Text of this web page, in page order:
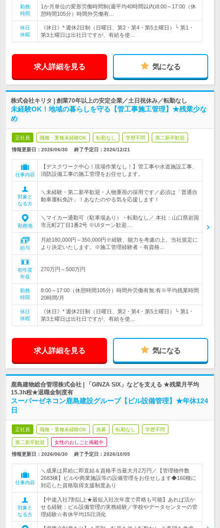
勤務
時間
1か月単位の変形労働時間制(週平均40時間以内)8:00～17:00（休
憩時間105分）時間外労働有…
休日
休暇
《休日》* 週休2日制（日曜日、第2・第4・第5土曜日）└ 第1・
第3土曜日は出社日ですが、有給を使…
求人詳細を見る 気になる
株式会社キリタ | 創業70年以上の安定企業／土日祝休み／転勤なし
未経験OK！地域の暮らしを守る【管工事施工管理】★残業少な
め
正社員 職種・業種未経験OK 転勤なし 学歴不問 第二新卒歓迎
情報更新日：2026/06/30 終了予定日： 2026/12/21
仕事内容
【デスクワーク中心！現場作業なし！】管工事や水道施設工事、
消防設備工事の施工管理をお任せします。
対象と
なる方
＼未経験・第二新卒歓迎・人物重視の採用です／必須は「普通自
動車運転免許」！あなたのやる気を応援します！
勤務地
＼マイカー通勤可（駐車場あり）・転勤なし／ 本社：山口県岩国
市元町2丁目1番2号 ※UIターン歓迎…
給与
月給180,000円～350,000円※経験、能力を考慮の上、当社規定に
より決定いたします。※施工管理経験者・有資格…
初年度
年収
270万円～500万円
勤務
時間
8:00～17:00（休憩時間105分）時間外労働有無:有※平均残業時間
20時間/月
休日
休暇
《休日》* 週休2日制（日曜日、第2・第4・第5土曜日）└ 第1・
第3土曜日は出社日ですが、有給を使…
求人詳細を見る 気になる
鹿島建物総合管理株式会社 | 「GINZA SIX」などを支える ★残業月平均
15.3h程★退職金制度有
スーパーゼネコン鹿島建設グループ【ビル設備管理】★年休124
日
正社員 職種・業種未経験OK 急募 転勤なし 学歴不問
第二新卒歓迎 女性のおしごと掲載中
情報更新日：2026/06/30 終了予定日： 2026/10/05
仕事内容
＼成果は昇給に即直結＆資格手当最大月2万円／【管理物件数
2683棟】ビルや商業施設等の設備管理をお任せします◆160種に
対応した資格取得支援制度あり
対象と
なる方
【中途入社7割以上★最短入社次年度で昇格も可能】あれば活か
せる経験：ビル設備管理の実務経験／学校やデータセンターの管
理経験☆有休平均15日消化